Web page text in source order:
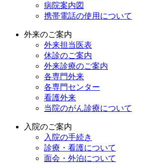
病院案内図
携帯電話の使用について
外来のご案内
外来担当医表
休診のご案内
外来診療のご案内
各専門外来
各専門センター
看護外来
当院のがん診療について
入院のご案内
入院の手続き
診療・看護について
面会・外泊について